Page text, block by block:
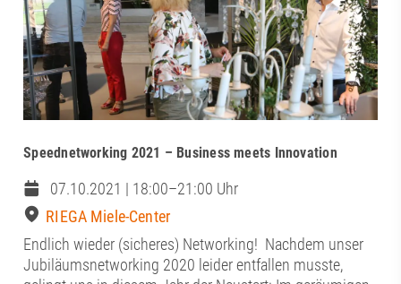
Speednetworking 2021 – Business meets Innovation
07.10.2021 | 18:00–21:00 Uhr
RIEGA Miele-Center
Endlich wieder (sicheres) Networking! Nachdem unser
Jubiläumsnetworking 2020 leider entfallen musste,